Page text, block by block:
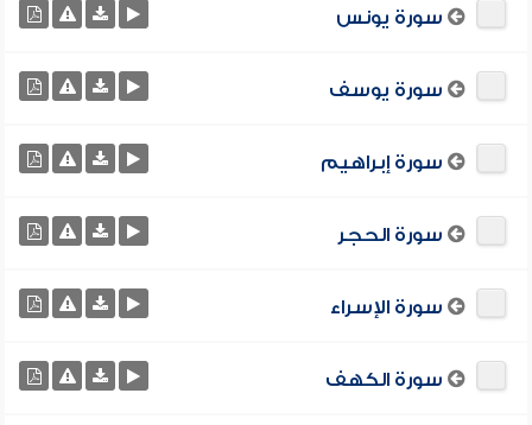
سورة يونس
سورة يوسف
سورة إبراهيم
سورة الحجر
سورة الإسراء
سورة الكهف